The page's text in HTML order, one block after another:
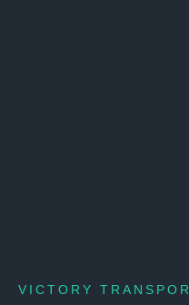
VICTORY